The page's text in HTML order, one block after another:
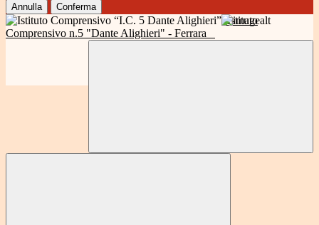
Annulla Conferma
Istituto
Comprensivo n.5 "Dante Alighieri" - Ferrara